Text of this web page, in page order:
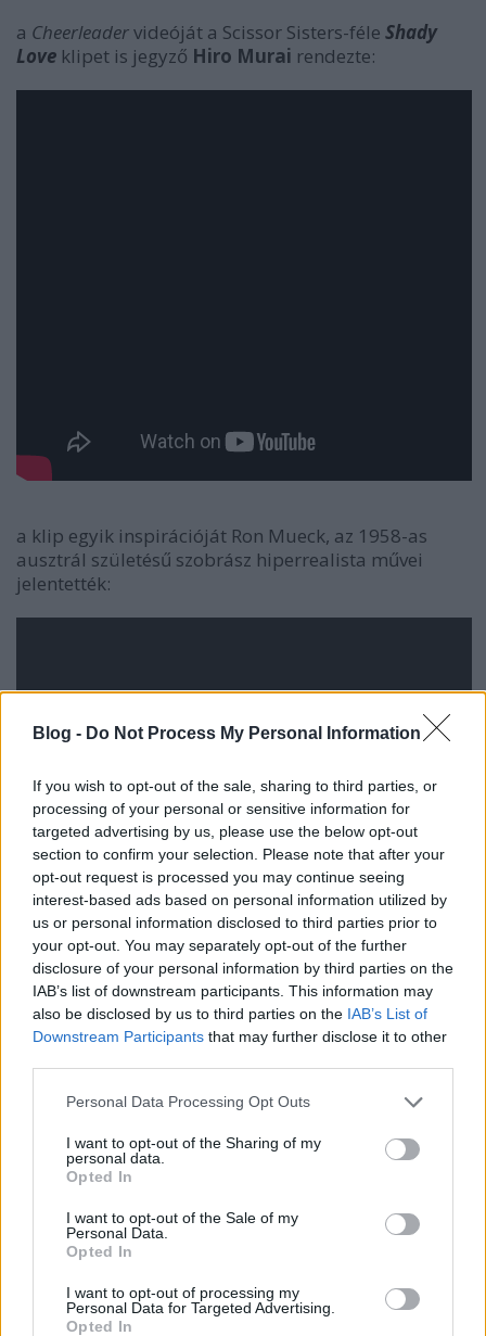
Blog - Do Not Process My Personal Information
If you wish to opt-out of the sale, sharing to third parties, or
processing of your personal or sensitive information for
targeted advertising by us, please use the below opt-out
section to confirm your selection. Please note that after your
opt-out request is processed you may continue seeing
interest-based ads based on personal information utilized by
us or personal information disclosed to third parties prior to
your opt-out. You may separately opt-out of the further
disclosure of your personal information by third parties on the
IAB’s list of downstream participants. This information may
also be disclosed by us to third parties on the IAB’s List of
Downstream Participants that may further disclose it to other
Please note that this website/app uses one or more Google
not limited to your visit or usage behaviour. You may click to
grant or deny consent to Google and its third-party tags to
use your data for below specified purposes in below Google
consent section.
Personal Data Processing Opt Outs
I want to opt-out of the Sharing of my
personal data.
Opted In
I want to opt-out of the Sale of my
Personal Data.
Opted In
I want to opt-out of processing my
Personal Data for Targeted Advertising.
Opted In
a Cheerleadervideóját a Scissor Sisters-féle Shady
Love klipet is jegyző Hiro Murai rendezte:
a klip egyik inspirációját Ron Mueck, az 1958-as
ausztrál születésű szobrász hiperrealista művei
jelentették:
Cheerleaderélő előadásaConan O'Brien
műsorában, ahol St. Vincent elkezdi majd „
Elnézést,
hölgyeim és uraim, semmi értelme, hogy ezt a dalt
játsszuk el!” felkiáltással félbehagyja a
Radio Radio
című Elvis Costello-számot, utalásként az angol
gitáros-énekes legendás 1977-es
fellépésére...